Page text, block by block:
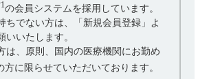
投薬期間に制限はありますか？
半減期・Cmaxなど、血中濃度の推移を
の会員システムを採用しています。
ちでない方は、「新規会員登録」よ
いいたします。
は、原則、国内の医療機関にお勤め
方に限らせていただいております。